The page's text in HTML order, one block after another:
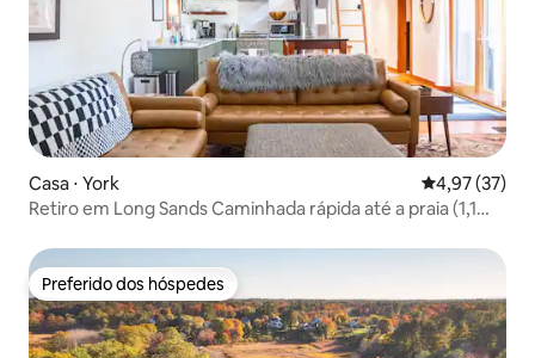
Casa ⋅ York 4,97 de uma
4,97 (37)
Retiro em Long Sands Caminhada rápida até a praia (1,1
Preferido dos hóspedes
Preferido dos hóspedes